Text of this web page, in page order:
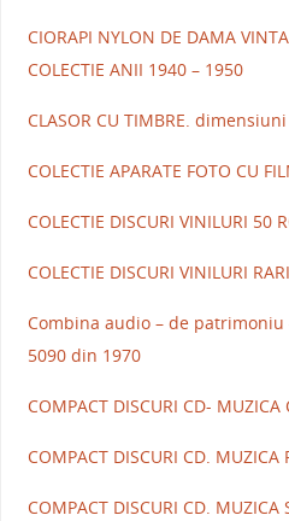
CIORAPI NYLON DE DAMA
COLECTIE ANII 1940 – 1950
CLASOR CU TIMBRE.
COLECTIE APARATE FOTO CU
COLECTIE DISCURI VINILURI 50
COLECTIE DISCURI VINILURI
Combina audio – de patrimoniu
5090 din 1970
COMPACT DISCURI CD- MUZICA
COMPACT DISCURI CD. MUZICA
COMPACT DISCURI CD. MUZICA